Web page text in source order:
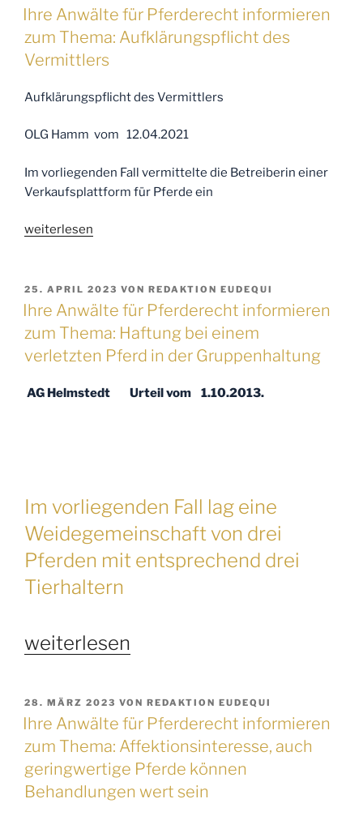
informieren
zum
Thema:
Anfechtung
eines
Pferdekaufvertrags
wegen
Täuschung“
AM
Ihre Anwälte für Pferderecht informieren
zum Thema: Aufklärungspflicht des
Vermittlers
Aufklärungspflicht des Vermittlers
OLG Hamm vom 12.04.2021
Im vorliegenden Fall vermittelte die Betreiberin einer
Verkaufsplattform für Pferde ein
„Ihre
Pferderecht
informieren
Aufklärungspflicht
des
weiterlesen
VERÖFFENTLICHT
AM
25. APRIL 2023 VON REDAKTION EUDEQUI
Ihre Anwälte für Pferderecht informieren
zum Thema: Haftung bei einem
verletzten Pferd in der Gruppenhaltung
AG Helmstedt Urteil vom 1.10.2013.
Im vorliegenden Fall lag eine
Weidegemeinschaft von drei
Pferden mit entsprechend drei
Tierhaltern
„Ihre
für
Pferderecht
informieren
zum
Thema:
weiterlesen
VERÖFFENTLICHT
AM
28. MÄRZ 2023 VON REDAKTION EUDEQUI
Ihre Anwälte für Pferderecht informieren
zum Thema: Affektionsinteresse, auch
geringwertige Pferde können
Behandlungen wert sein